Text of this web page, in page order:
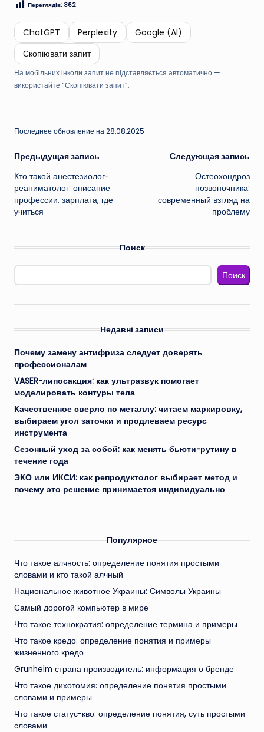
Переглядів: 362
ChatGPT Perplexity
Google (AI)
Скопіювати запит
На мобільних інколи запит не підставляється автоматично —
використайте “Скопіювати запит”.
Последнее обновление на 28.08.2025
Навигация
записи
Предыдущая запись
Кто такой анестезиолог-
реаниматолог: описание
профессии, зарплата, где
учиться
Следующая запись
Остеохондроз
позвоночника:
современный взгляд на
проблему
Поиск
Поиск
Недавні записи
Почему замену антифриза следует доверять
профессионалам
VASER-липосакция: как ультразвук помогает
моделировать контуры тела
Качественное сверло по металлу: читаем маркировку,
выбираем угол заточки и продлеваем ресурс
инструмента
Сезонный уход за собой: как менять бьюти-рутину в
течение года
ЭКО или ИКСИ: как репродуктолог выбирает метод и
почему это решение принимается индивидуально
Популярное
Что такое алчность: определение понятия простыми
словами и кто такой алчный
Национальное животное Украины: Символы Украины
Самый дорогой компьютер в мире
Что такое технократия: определение термина и примеры
Что такое кредо: определение понятия и примеры
жизненного кредо
Grunhelm страна производитель: информация о бренде
Что такое дихотомия: определение понятия простыми
словами и примеры
Что такое статус-кво: определение понятия, суть простыми
словами